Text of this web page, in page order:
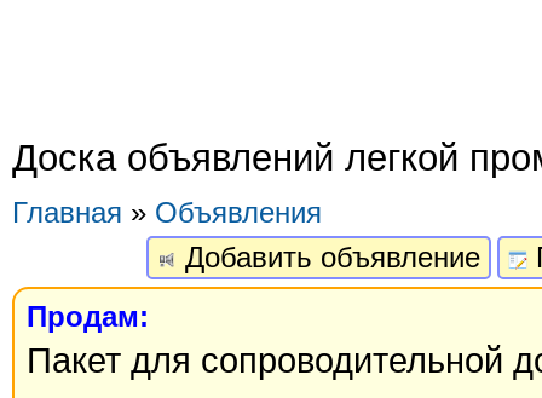
Доска объявлений легкой
Главная » Объявления
Добавить объявление
Продам:
Пакет для сопроводительной